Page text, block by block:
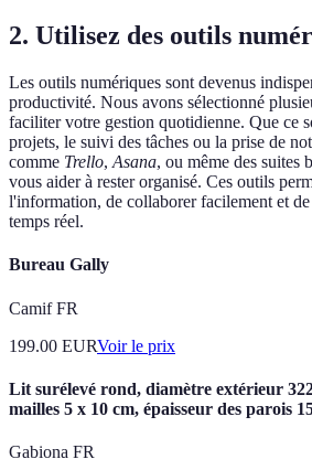
2. Utilisez des outils
Les outils numériques sont devenus
productivité. Nous avons sélectionné
faciliter votre gestion quotidienne. Que ce
projets, le suivi des tâches ou la prise de
comme Trello, Asana, ou même des suites
vous aider à rester organisé. Ces outils
l'information, de collaborer facilement et
temps réel.
Bureau Gally
Camif FR
199.00 EURVoir le prix
Lit surélevé rond, diamètre extérieur
mailles 5 x 10 cm, épaisseur des parois
Gabiona FR